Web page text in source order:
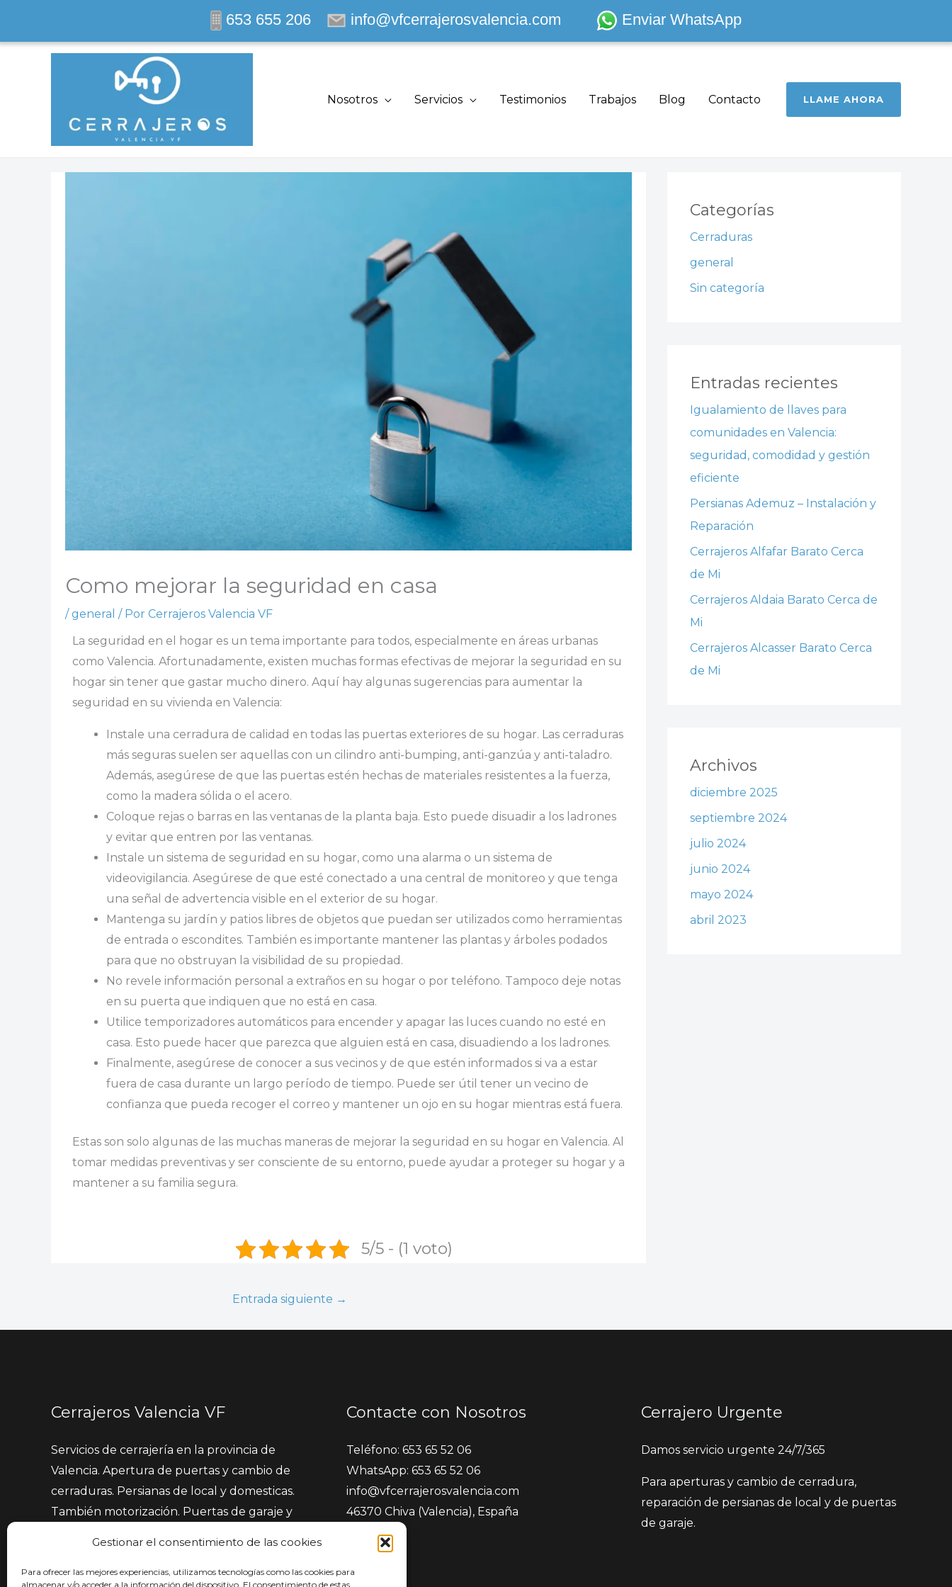
Gestionar el consentimiento de las cookies
Para ofrecer las mejores experiencias, utilizamos tecnologías como las cookies para
almacenar y/o acceder a la información del dispositivo. El consentimiento de estas
653 655 206 info@vfcerrajerosvalencia.com Enviar WhatsApp
contenido
Nosotros Servicios Testimonios Trabajos Blog Contacto LLAME AHORA
Como mejorar la seguridad en casa
/ general / Por Cerrajeros Valencia VF
La seguridad en el hogar es un tema importante para todos, especialmente en áreas urbanas
como Valencia. Afortunadamente, existen muchas formas efectivas de mejorar la seguridad en su
hogar sin tener que gastar mucho dinero. Aquí hay algunas sugerencias para aumentar la
seguridad en su vivienda en Valencia:
Instale una cerradura de calidad en todas las puertas exteriores de su hogar. Las cerraduras
más seguras suelen ser aquellas con un cilindro anti-bumping, anti-ganzúa y anti-taladro.
Además, asegúrese de que las puertas estén hechas de materiales resistentes a la fuerza,
como la madera sólida o el acero.
Coloque rejas o barras en las ventanas de la planta baja. Esto puede disuadir a los ladrones
y evitar que entren por las ventanas.
Instale un sistema de seguridad en su hogar, como una alarma o un sistema de
videovigilancia. Asegúrese de que esté conectado a una central de monitoreo y que tenga
una señal de advertencia visible en el exterior de su hogar.
Mantenga su jardín y patios libres de objetos que puedan ser utilizados como herramientas
de entrada o escondites. También es importante mantener las plantas y árboles podados
para que no obstruyan la visibilidad de su propiedad.
No revele información personal a extraños en su hogar o por teléfono. Tampoco deje notas
en su puerta que indiquen que no está en casa.
Utilice temporizadores automáticos para encender y apagar las luces cuando no esté en
casa. Esto puede hacer que parezca que alguien está en casa, disuadiendo a los ladrones.
Finalmente, asegúrese de conocer a sus vecinos y de que estén informados si va a estar
fuera de casa durante un largo período de tiempo. Puede ser útil tener un vecino de
confianza que pueda recoger el correo y mantener un ojo en su hogar mientras está fuera.
Estas son solo algunas de las muchas maneras de mejorar la seguridad en su hogar en Valencia. Al
tomar medidas preventivas y ser consciente de su entorno, puede ayudar a proteger su hogar y a
mantener a su familia segura.
5/5 - (1 voto)
Entrada siguiente →
Categorías
Cerraduras
general
Sin categoría
Entradas recientes
Igualamiento de llaves para
comunidades en Valencia:
seguridad, comodidad y gestión
eficiente
Persianas Ademuz – Instalación y
Reparación
Cerrajeros Alfafar Barato Cerca
de Mi
Cerrajeros Aldaia Barato Cerca de
Mi
Cerrajeros Alcasser Barato Cerca
de Mi
Archivos
diciembre 2025
septiembre 2024
julio 2024
junio 2024
mayo 2024
abril 2023
Cerrajeros Valencia VF
Servicios de cerrajería en la provincia de
Valencia. Apertura de puertas y cambio de
cerraduras. Persianas de local y domesticas.
También motorización. Puertas de garaje y
Contacte con Nosotros
Teléfono: 653 65 52 06
WhatsApp: 653 65 52 06
info@vfcerrajerosvalencia.com
46370 Chiva (Valencia), España
Cerrajero Urgente
Damos servicio urgente 24/7/365
Para aperturas y cambio de cerradura,
reparación de persianas de local y de puertas
de garaje.